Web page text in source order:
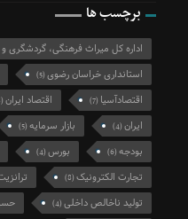
برچسب ها
اداره کل میراث فرهنگی،
استانداری خراسان رضوی(5)
اقتصادآسیا (7) اقتصاد ایران(18)
ایران(4) بازار سرمایه(5)
بودجه(6) بورس(4)
تجارت الکترونیک(8)
تولید ناخالص داخلی(4)